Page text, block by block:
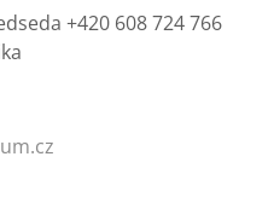
+420 608 724 766